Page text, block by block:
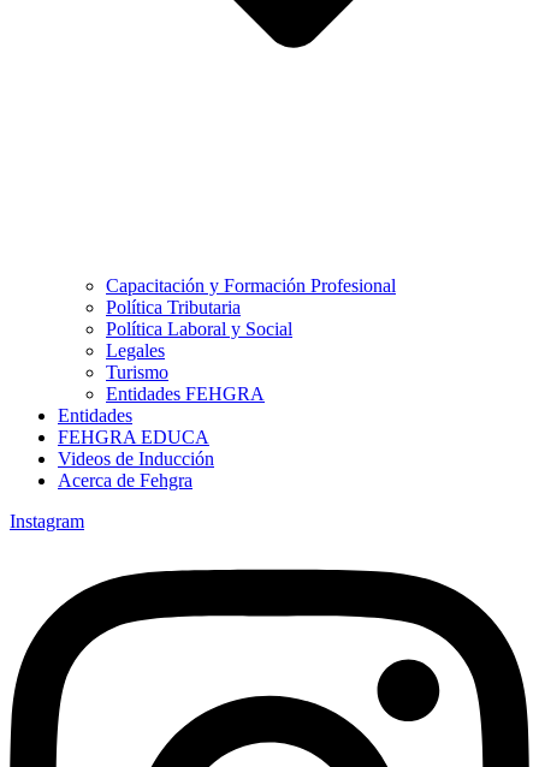
Capacitación y Formación Profesional
Política Tributaria
Política Laboral y Social
Legales
Turismo
Entidades FEHGRA
Entidades
FEHGRA EDUCA
Videos de Inducción
Acerca de Fehgra
Instagram